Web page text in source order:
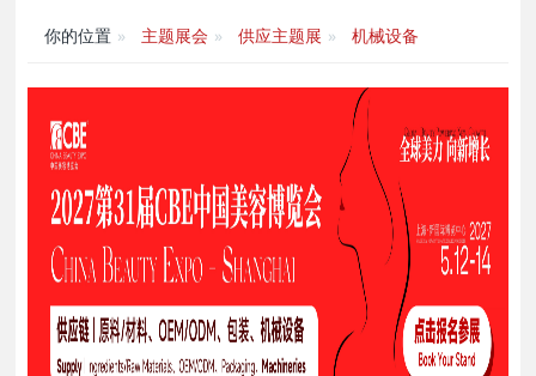
你的位置 主题展会 供应主题展 机械设备